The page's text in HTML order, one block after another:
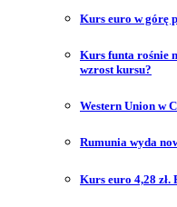
Kurs euro w górę
Kurs funta rośnie
wzrost kursu?
Western Union w
Rumunia wyda
Kurs euro 4,28